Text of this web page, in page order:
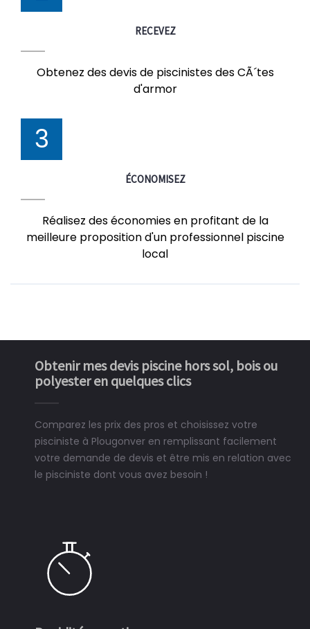
RECEVEZ
Obtenez des devis de piscinistes des CÃ´tes
d'armor
3
ÉCONOMISEZ
Réalisez des économies en profitant de la
meilleure proposition d'un professionnel piscine
local
Obtenir mes devis piscine hors sol, bois ou
polyester en quelques clics
Comparez les prix des pros et choisissez votre
pisciniste à Plougonver en remplissant facilement
votre demande de devis et être mis en relation avec
le pisciniste dont vous avez besoin !